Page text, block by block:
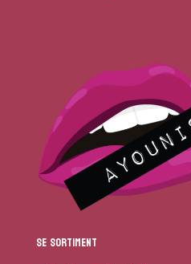
Se sortiment